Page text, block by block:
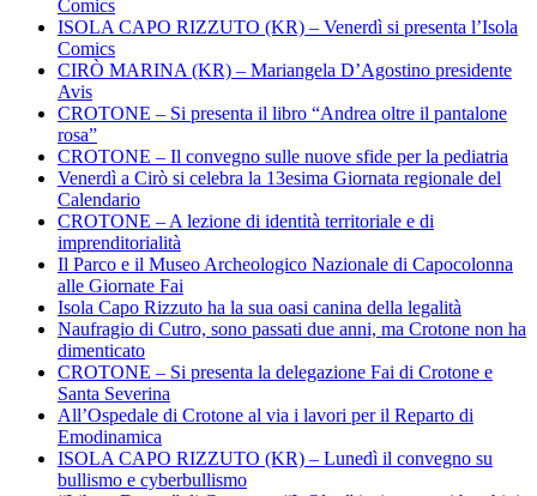
Comics
ISOLA CAPO RIZZUTO (KR) – Venerdì si presenta l’Isola
Comics
CIRÒ MARINA (KR) – Mariangela D’Agostino presidente
Avis
CROTONE – Si presenta il libro “Andrea oltre il pantalone
rosa”
CROTONE – Il convegno sulle nuove sfide per la pediatria
Venerdì a Cirò si celebra la 13esima Giornata regionale del
Calendario
CROTONE – A lezione di identità territoriale e di
imprenditorialità
Il Parco e il Museo Archeologico Nazionale di Capocolonna
alle Giornate Fai
Isola Capo Rizzuto ha la sua oasi canina della legalità
Naufragio di Cutro, sono passati due anni, ma Crotone non ha
dimenticato
CROTONE – Si presenta la delegazione Fai di Crotone e
Santa Severina
All’Ospedale di Crotone al via i lavori per il Reparto di
Emodinamica
ISOLA CAPO RIZZUTO (KR) – Lunedì il convegno su
bullismo e cyberbullismo